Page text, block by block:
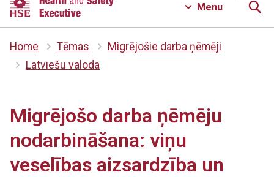
Menu
Home Tēmas
Migrējošie darba ņēmēji
Latviešu valoda
Migrējošo darba ņēmēju
nodarbināšana: viņu
veselības aizsardzība un